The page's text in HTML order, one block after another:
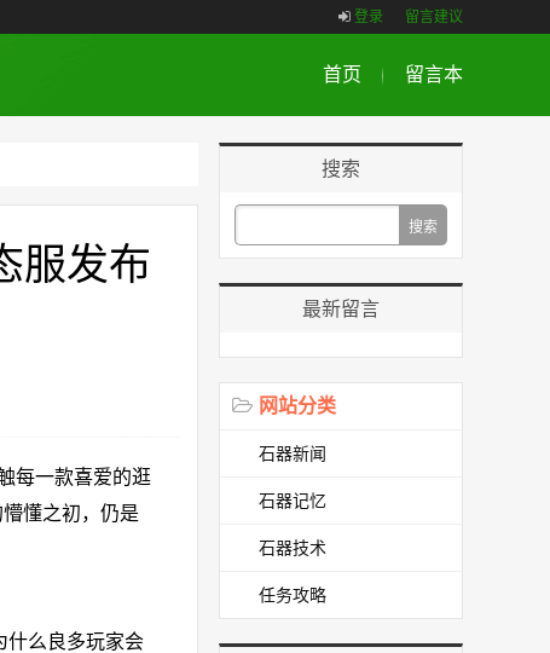
登录 留言建议
首页 留言本
服发布
每一款喜爱的逛
懂之初，仍是
什么良多玩家会
搜索
最新留言
网站分类
石器新闻
石器记忆
石器技术
任务攻略